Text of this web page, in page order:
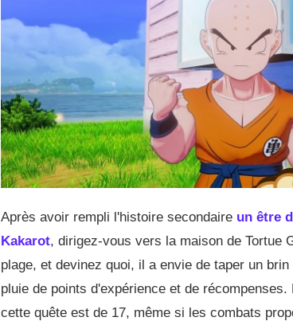
Après avoir rempli l'histoire secondaire un être
Kakarot, dirigez-vous vers la maison de Tortue
plage, et devinez quoi, il a envie de taper un
pluie de points d'expérience et de récompenses.
cette quête est de 17, même si les combats